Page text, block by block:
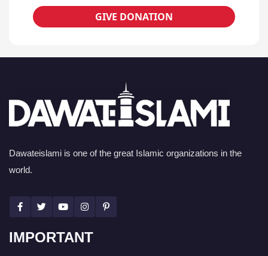
GIVE DONATION
Dawateislami is one of the great Islamic organizations in the
world.
IMPORTANT